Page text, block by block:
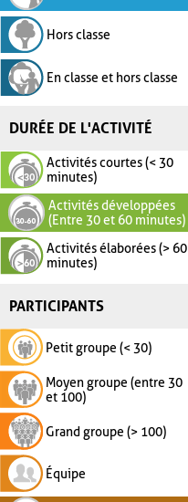
Hors classe
En classe et hors classe
DURÉE DE L'ACTIVITÉ
Activités courtes (< 30
minutes)
Activités développées
(Entre 30 et 60 minutes)
Activités élaborées (> 60
minutes)
PARTICIPANTS
Petit groupe (< 30)
Moyen groupe (entre 30
et 100)
Grand groupe (> 100)
Équipe